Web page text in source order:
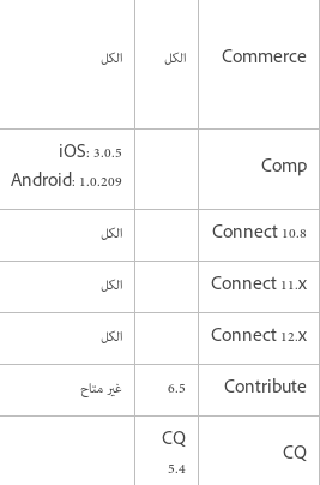
Commerce الكل الكل
Comp
iOS: 3.0.5
Android: 1.0.209
Connect 10.8 الكل
Connect 11.x
الكل
Connect 12.x
الكل
Contribute
6.5 غير متاح
CQ
CQ
5.4